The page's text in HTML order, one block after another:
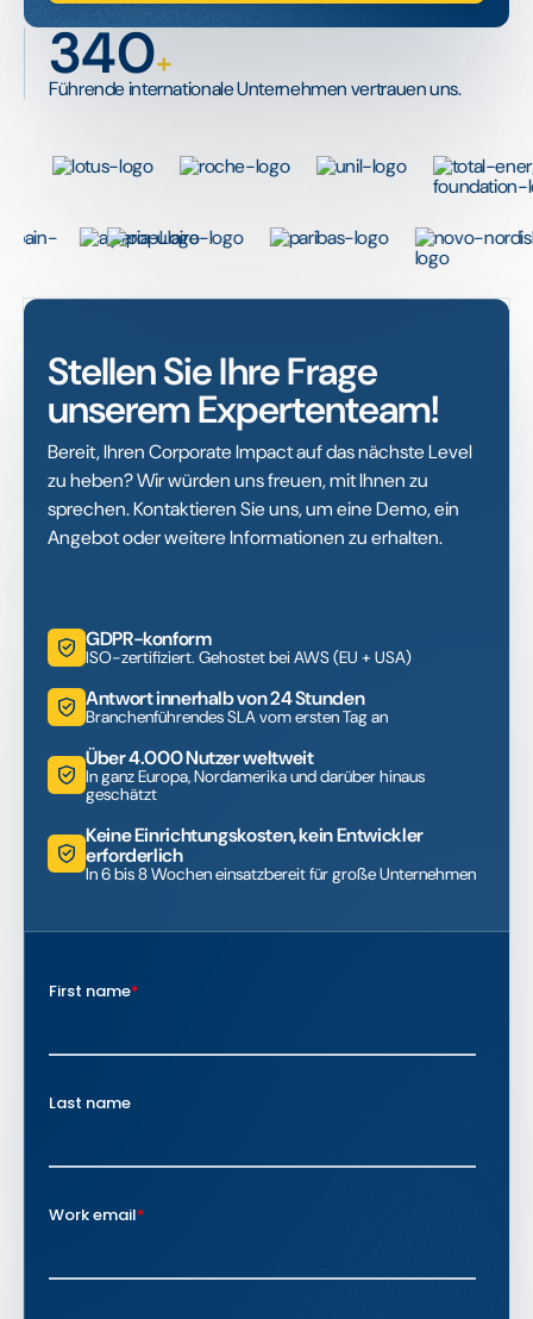
340+
Führende internationale Unternehmen vertrauen uns.
Stellen Sie Ihre Frage
unserem Expertenteam!
Bereit, Ihren Corporate Impact auf das nächste Level
zu heben? Wir würden uns freuen, mit Ihnen zu
sprechen. Kontaktieren Sie uns, um eine Demo, ein
Angebot oder weitere Informationen zu erhalten.
GDPR-konform
ISO-zertifiziert. Gehostet bei AWS (EU + USA)
Antwort innerhalb von 24 Stunden
Branchenführendes SLA vom ersten Tag an
Über 4.000 Nutzer weltweit
In ganz Europa, Nordamerika und darüber hinaus
geschätzt
Keine Einrichtungskosten, kein Entwickler
erforderlich
In 6 bis 8 Wochen einsatzbereit für große Unternehmen